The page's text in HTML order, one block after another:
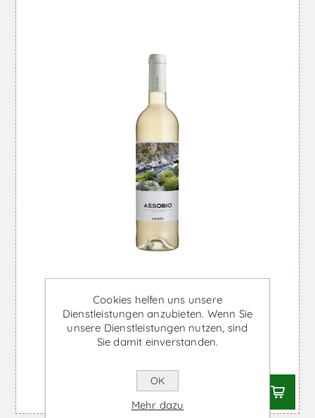
Assobio - Weißwein
Cookies helfen uns unsere
Dienstleistungen anzubieten. Wenn Sie
unsere Dienstleistungen nutzen, sind
Sie damit einverstanden.
OK
Mehr dazu